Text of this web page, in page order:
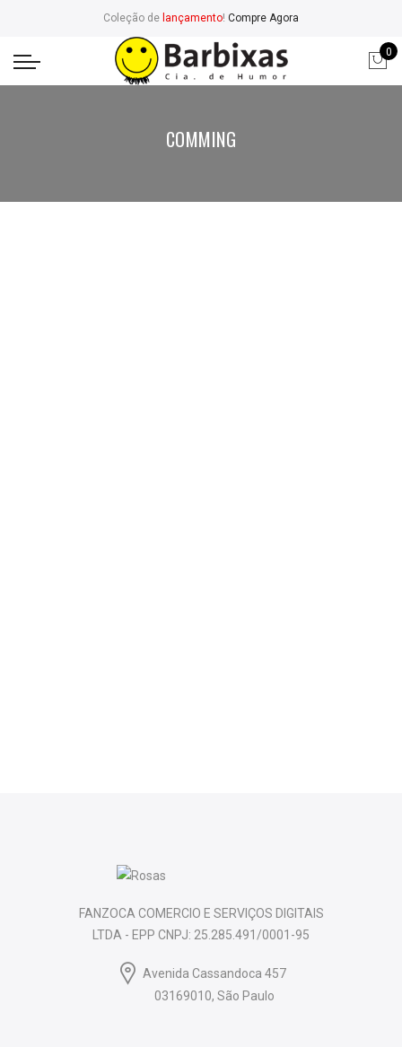
Coleção de lançamento! Compre Agora
0
COMMING
FANZOCA COMERCIO E SERVIÇOS DIGITAIS
LTDA - EPP CNPJ: 25.285.491/0001-95
Avenida Cassandoca 457
03169010, São Paulo